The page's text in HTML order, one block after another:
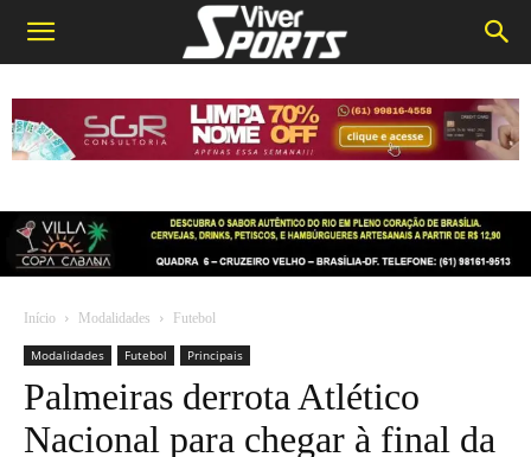
Início Modalidades Futebol
Modalidades Futebol Principais
Palmeiras derrota Atlético
Nacional para chegar à final da